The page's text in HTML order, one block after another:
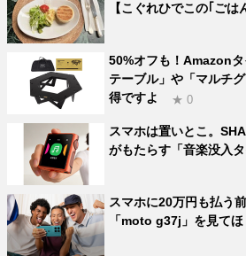
【こぐれひでこの｢ごは
50%オフも！Amazon
テーブル」や「マルチ
得ですよ
★ 0
スマホは置いとこ。
がもたらす「音楽没入タ
スマホに20万円も払う
「moto g37j」を見て